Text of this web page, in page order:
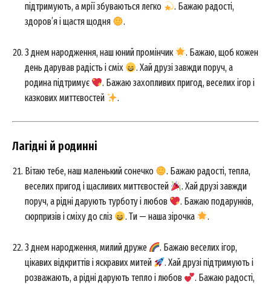
підтримують, а мрії збуваються легко
. Бажаю радості,
здоров’я і щастя щодня
.
З днем народження, наш юний промінчик
. Бажаю, щоб кожен
день дарував радість і сміх
. Хай друзі завжди поруч, а
родина підтримує
. Бажаю захопливих пригод, веселих ігор і
казкових миттєвостей
.
Лагідні й родинні
Вітаю тебе, наш маленький сонечко
. Бажаю радості, тепла,
веселих пригод і щасливих миттєвостей
. Хай друзі завжди
поруч, а рідні дарують турботу і любов
. Бажаю подарунків,
сюрпризів і сміху до сліз
. Ти — наша зірочка .
З днем народження, милий друже
. Бажаю веселих ігор,
цікавих відкриттів і яскравих митей
. Хай друзі підтримують і
розважають, а рідні дарують тепло і любов
. Бажаю радості,